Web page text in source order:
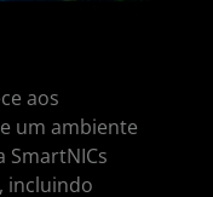
aos
um ambiente
SmartNICs
incluindo